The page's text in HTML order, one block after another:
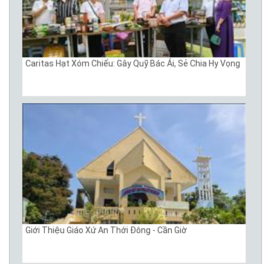
Caritas Hạt Xóm Chiếu: Gây Quỹ Bác Ái, Sẻ Chia Hy Vọng
Giới Thiệu Giáo Xứ An Thới Đông - Cần Giờ